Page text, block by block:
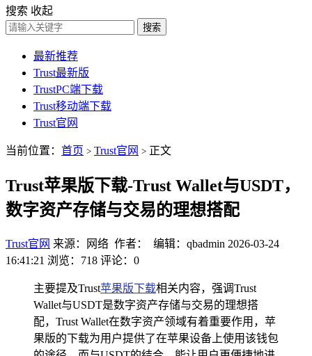
搜索 收起
搜索
最新推荐
Trust最新版
TrustPC端下载
Trust移动端下载
Trust官网
当前位置： 首页 > Trust官网 > 正文
Trust苹果版下载-Trust Wallet与USDT，
数字资产存储与交易的理想搭配
Trust官网 来源：网络 作者： 编辑：qbadmin 2026-03-24
16:41:21 浏览：718 评论：0
主要提及Trust苹果版下载相关内容，强调Trust
Wallet与USDT是数字资产存储与交易的理想搭
配，Trust Wallet在数字资产领域有着重要作用，苹
果版的下载为用户提供了在苹果设备上使用该钱包